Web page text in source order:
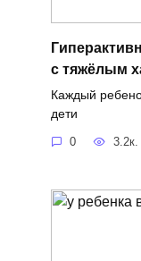
с тяжёлым
Каждый
дети
0 3.2к.